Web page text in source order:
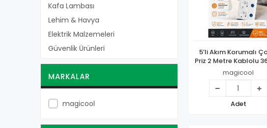
Kafa Lambası
Lehim & Havya
Elektrik Malzemeleri
Güvenlik Ürünleri
Testereler
Balta
Balyozlar
Biçme, Tahra Ve Oraklar
MARKALAR
magicool
5’li Akım Korumalı
Priz 2 Metre Kablolu
16a 5 Anahtarlı 2usb-
Usb-c Pd 20w Hızlı
magicool
Adet